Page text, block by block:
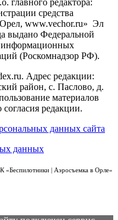
средства
www.vechor.ru» Эл
выдано Федеральной
информационных
(Роскомнадзор РФ).
Адрес редакции:
район, с. Паслово, д.
материалов
согласия редакции.
данных сайта
данных
«Беспилотники | Аэросъемка в Орле»